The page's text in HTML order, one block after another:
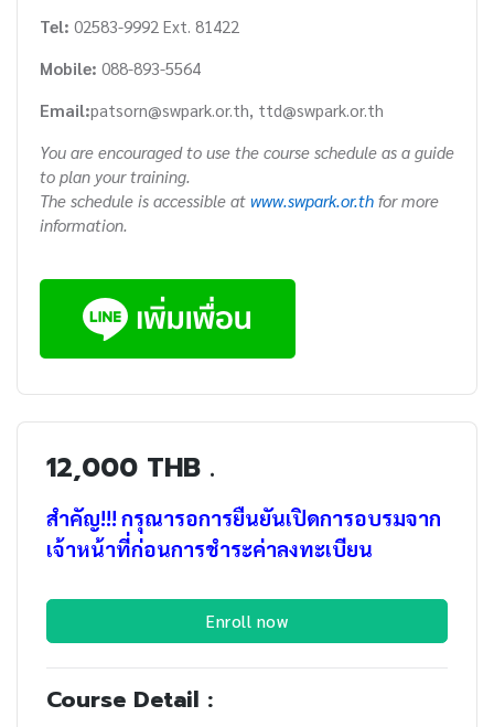
Tel: 02583-9992 Ext. 81422
Mobile: 088-893-5564
Email:patsorn@swpark.or.th, ttd@swpark.or.th
You are encouraged to use the course schedule as a guide
to plan your training.
The schedule is accessible at www.swpark.or.th for more
information.
12,000 THB .
สำคัญ!!! กรุณารอการยืนยันเปิดการอบรมจาก
เจ้าหน้าที่ก่อนการชำระค่าลงทะเบียน
Enroll now
Course Detail :